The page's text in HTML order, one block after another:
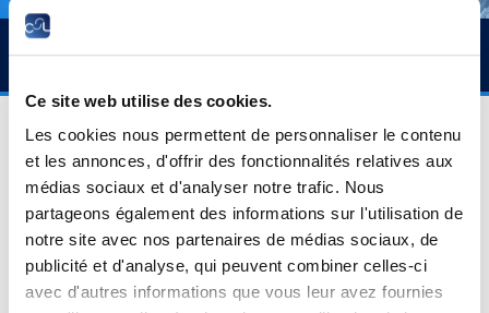
Ce site web utilise des cookies.
Les cookies nous permettent de personnaliser le contenu
et les annonces, d'offrir des fonctionnalités relatives aux
médias sociaux et d'analyser notre trafic. Nous
partageons également des informations sur l'utilisation de
notre site avec nos partenaires de médias sociaux, de
publicité et d'analyse, qui peuvent combiner celles-ci
avec d'autres informations que vous leur avez fournies
Accès rapide
C5065 - Occupational Health and Safety
Management: legislation and
implementation
Target audience
Anyone wishing to discover and to implement the basic
elements of a health and safety management system at